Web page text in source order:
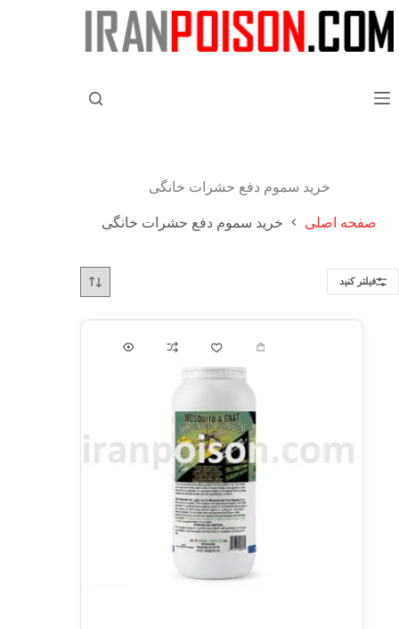
خرید سموم دفع حشرات خانگی
صفحه اصلی خرید سموم دفع حشرات خانگی
فیلتر کنید